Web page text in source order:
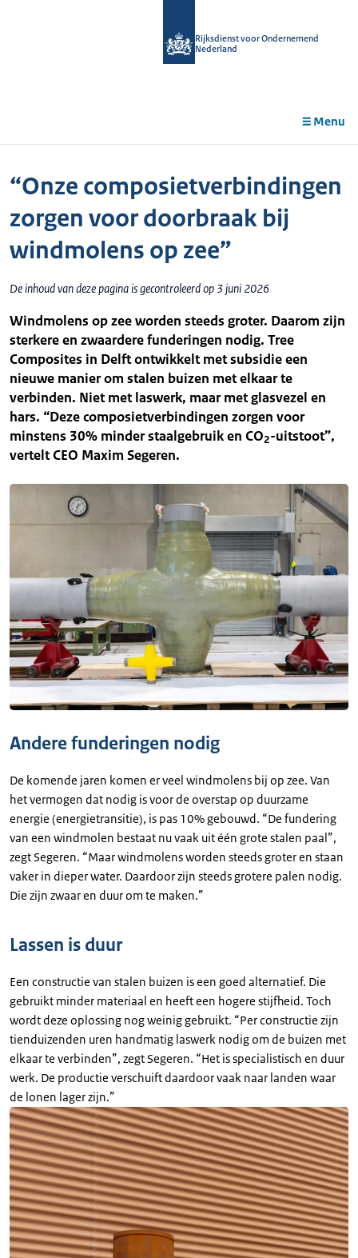
Rijksdienst voor Ondernemend
Nederland
Menu
“Onze composietverbindingen
zorgen voor doorbraak bij
windmolens op zee”
De inhoud van deze pagina is gecontroleerd op 3 juni 2026
Windmolens op zee worden steeds groter. Daarom zijn
sterkere en zwaardere funderingen nodig. Tree
Composites in Delft ontwikkelt met subsidie een
nieuwe manier om stalen buizen met elkaar te
verbinden. Niet met laswerk, maar met glasvezel en
hars. “Deze composietverbindingen zorgen voor
minstens 30% minder staalgebruik en CO2-uitstoot”,
vertelt CEO Maxim Segeren.
Andere funderingen nodig
De komende jaren komen er veel windmolens bij op zee. Van
het vermogen dat nodig is voor de overstap op duurzame
energie (energietransitie), is pas 10% gebouwd. “De fundering
van een windmolen bestaat nu vaak uit één grote stalen paal”,
zegt Segeren. “Maar windmolens worden steeds groter en staan
vaker in dieper water. Daardoor zijn steeds grotere palen nodig.
Die zijn zwaar en duur om te maken.”
Lassen is duur
Een constructie van stalen buizen is een goed alternatief. Die
gebruikt minder materiaal en heeft een hogere stijfheid. Toch
wordt deze oplossing nog weinig gebruikt. “Per constructie zijn
tienduizenden uren handmatig laswerk nodig om de buizen met
elkaar te verbinden”, zegt Segeren. “Het is specialistisch en duur
werk. De productie verschuift daardoor vaak naar landen waar
de lonen lager zijn.”